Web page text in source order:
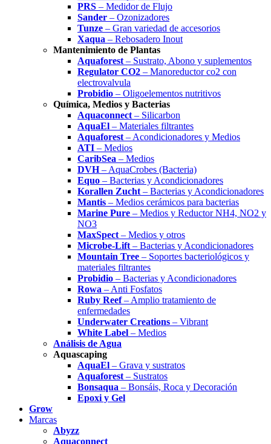
PRS – Medidor de Flujo
Sander – Ozonizadores
Tunze – Gran variedad de accesorios
Xaqua – Rebosadero Inout
Mantenimiento de Plantas
Aquaforest – Sustrato, Abono y suplementos
Regulator CO2 – Manoreductor co2 con
electrovalvula
Probidio – Oligoelementos nutritivos
Química, Medios y Bacterias
Aquaconnect – Silicarbon
AquaEl – Materiales filtrantes
Aquaforest – Acondicionadores y Medios
ATI – Medios
CaribSea – Medios
DVH– AquaCrobes (Bacteria)
Equo – Bacterias y Acondicionadores
Korallen Zucht – Bacterias y Acondicionadores
Mantis – Medios cerámicos para bacterias
Marine Pure – Medios y Reductor NH4, NO2 y
NO3
MaxSpect – Medios y otros
Microbe-Lift – Bacterias y Acondicionadores
Mountain Tree – Soportes bacteriológicos y
materiales filtrantes
Probidio – Bacterias y Acondicionadores
Rowa – Anti Fosfatos
Ruby Reef– Amplio tratamiento de
enfermedades
Underwater Creations – Vibrant
White Label – Medios
Análisis de Agua
Aquascaping
AquaEl – Grava y sustratos
Aquaforest – Sustratos
Bonsaqua – Bonsáis, Roca y Decoración
Epoxi y Gel
Grow
Marcas
Abyzz
Aquaconnect